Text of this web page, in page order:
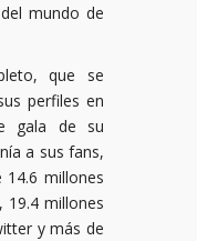
mundo de
que se
perfiles en
gala de su
a sus fans,
millones
19.4 millones
y más de